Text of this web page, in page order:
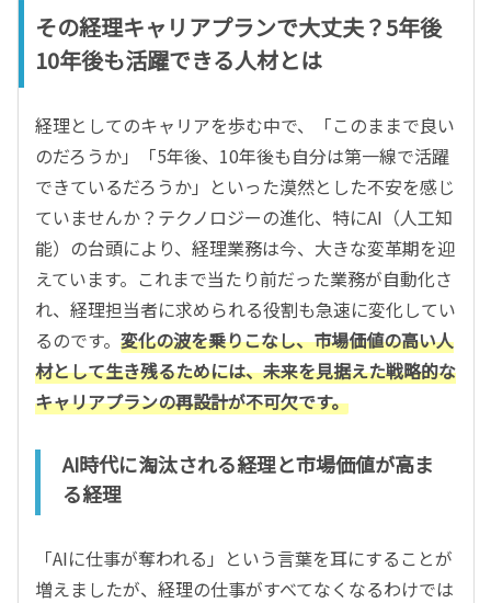
その経理キャリアプランで大丈夫？5年後
10年後も活躍できる人材とは
経理としてのキャリアを歩む中で、「このままで良い
のだろうか」「5年後、10年後も自分は第一線で活躍
できているだろうか」といった漠然とした不安を感じ
ていませんか？テクノロジーの進化、特にAI（人工知
能）の台頭により、経理業務は今、大きな変革期を迎
えています。これまで当たり前だった業務が自動化さ
れ、経理担当者に求められる役割も急速に変化してい
るのです。 変化の波を乗りこなし、市場価値の高い人
材として生き残るためには、未来を見据えた戦略的な
キャリアプランの再設計が不可欠です。
AI時代に淘汰される経理と市場価値が高ま
る経理
「AIに仕事が奪われる」という言葉を耳にすることが
増えましたが、経理の仕事がすべてなくなるわけでは